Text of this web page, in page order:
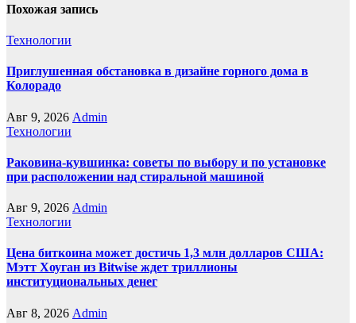
Похожая запись
Технологии
Приглушенная обстановка в дизайне горного дома в
Колорадо
Авг 9, 2026 Admin
Технологии
Раковина-кувшинка: советы по выбору и по установке
при расположении над стиральной машиной
Авг 9, 2026 Admin
Технологии
Цена биткоина может достичь 1,3 млн долларов США:
Мэтт Хоуган из Bitwise ждет триллионы
институциональных денег
Авг 8, 2026 Admin